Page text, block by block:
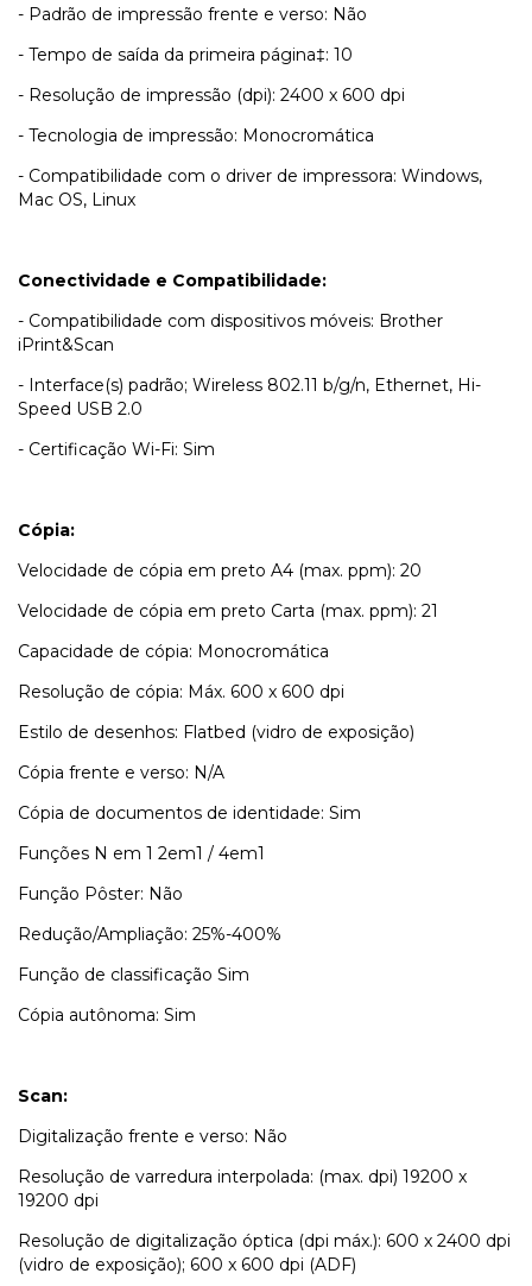
- Padrão de impressão frente e verso: Não
- Tempo de saída da primeira página‡: 10
- Resolução de impressão (dpi): 2400 x 600 dpi
- Tecnologia de impressão: Monocromática
- Compatibilidade com o driver de impressora: Windows,
Mac OS, Linux
Conectividade e Compatibilidade:
- Compatibilidade com dispositivos móveis: Brother
iPrint&Scan
- Interface(s) padrão; Wireless 802.11 b/g/n, Ethernet, Hi-
Speed USB 2.0
- Certificação Wi-Fi: Sim
Cópia:
Velocidade de cópia em preto A4 (max. ppm): 20
Velocidade de cópia em preto Carta (max. ppm): 21
Capacidade de cópia: Monocromática
Resolução de cópia: Máx. 600 x 600 dpi
Estilo de desenhos: Flatbed (vidro de exposição)
Cópia frente e verso: N/A
Cópia de documentos de identidade: Sim
Funções N em 1 2em1 / 4em1
Função Pôster: Não
Redução/Ampliação: 25%-400%
Função de classificação Sim
Cópia autônoma: Sim
Scan:
Digitalização frente e verso: Não
Resolução de varredura interpolada: (max. dpi) 19200 x
19200 dpi
Resolução de digitalização óptica (dpi máx.): 600 x 2400 dpi
(vidro de exposição); 600 x 600 dpi (ADF)